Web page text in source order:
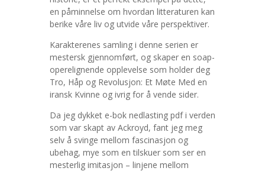
en påminnelse om hvordan litteraturen kan
berike våre liv og utvide våre perspektiver.
Karakterenes samling i denne serien er
mestersk gjennomført, og skaper en soap-
operelignende opplevelse som holder deg
Tro, Håp og Revolusjon: Et Møte Med en
iransk Kvinne og ivrig for å vende sider.
Da jeg dykket e-bok nedlasting pdf i verden
som var skapt av Ackroyd, fant jeg meg
selv å svinge mellom fascinasjon og
ubehag, mye som en tilskuer som ser en
mesterlig imitasjon – linjene mellom